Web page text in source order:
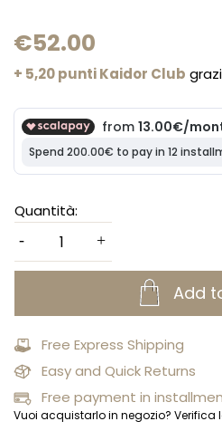
€52.00
+ 5,20 punti Kaidor Club
Quantità:
Add
Free Express Shipping
Easy and Quick Returns
Free payment in
Vuoi acquistarlo in negozio? Verifica